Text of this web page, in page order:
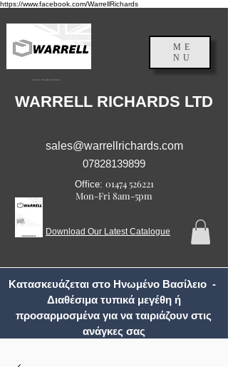
https://www.facebook.com/WarrellRichards
Αγγλία, Ηνωμένο Βασίλειο
ME
NU
WARRELL RICHARDS LTD
sales@warrellrichards.com
07828139899
Office: 01474 526221
Mon-Fri 8am-5pm
Download Our Latest Catalogue
Κατασκευάζεται στο Ηνωμένο Βασίλειο -
Διαθέσιμα τυπικά μεγέθη ή
προσαρμοσμένα για να ταιριάζουν στις
ανάγκες σας